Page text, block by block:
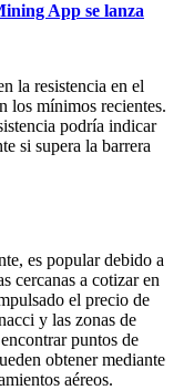
App se lanza
la resistencia en el
los mínimos recientes.
podría indicar
si supera la barrera
es popular debido a
cercanas a cotizar en
el precio de
y las zonas de
puntos de
obtener mediante
aéreos.